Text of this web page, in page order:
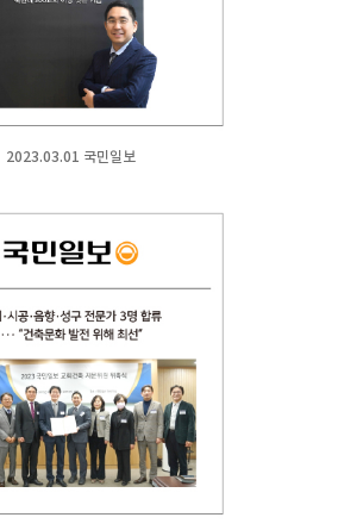
2023.03.01 국민일보